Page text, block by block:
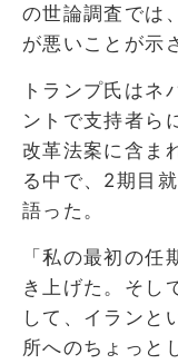
の世論調査では
が悪いことが示
トランプ氏はネ
ントで支持者ら
改革法案に含ま
る中で、2期目
語った。
「私の最初の
き上げた。そし
して、イランと
所へのちょっと